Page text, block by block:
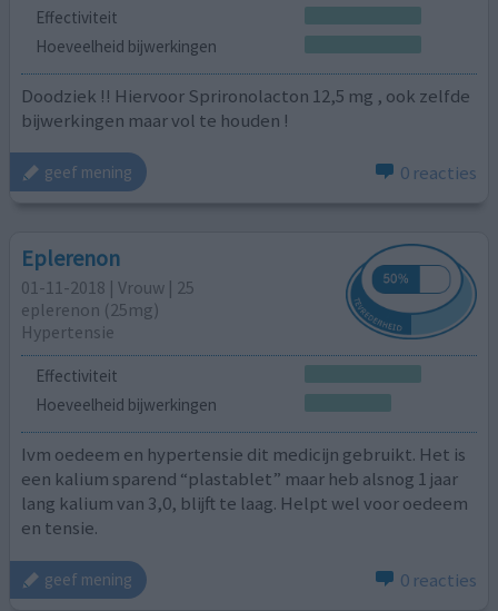
Effectiviteit
Hoeveelheid bijwerkingen
Doodziek !! Hiervoor Sprironolacton 12,5 mg , ook zelfde
bijwerkingen maar vol te houden !
geef mening 0 reacties
Eplerenon
01-11-2018 | Vrouw | 25
eplerenon (25mg)
Hypertensie
Effectiviteit
Hoeveelheid bijwerkingen
Ivm oedeem en hypertensie dit medicijn gebruikt. Het is
een kalium sparend “plastablet” maar heb alsnog 1 jaar
lang kalium van 3,0, blijft te laag. Helpt wel voor oedeem
en tensie.
geef mening 0 reacties